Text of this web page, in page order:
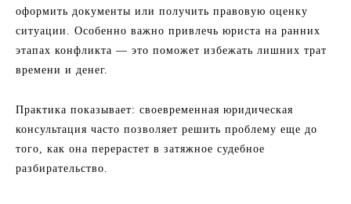
оформить документы или получить правовую оценку
ситуации. Особенно важно привлечь юриста на ранних
этапах конфликта — это поможет избежать лишних трат
времени и денег.
Практика показывает: своевременная юридическая
консультация часто позволяет решить проблему еще до
того, как она перерастет в затяжное судебное
разбирательство.